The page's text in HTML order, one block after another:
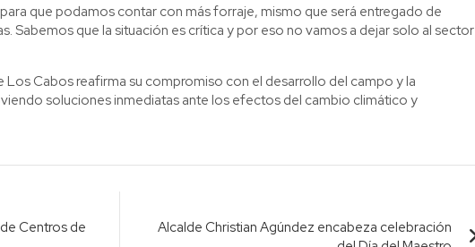
que podamos contar con más forraje, mismo que será entregado de
Sabemos que la situación es crítica y por eso no vamos a dejar solo al sector
Cabos reafirma su compromiso con el desarrollo del campo y la
soluciones inmediatas ante los efectos del cambio climático y
Centros de
Alcalde Christian Agúndez encabeza celebración